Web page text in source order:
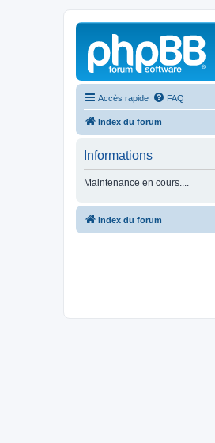
Accès rapide FAQ
Index du forum
Informations
Maintenance en cours....
Index du forum